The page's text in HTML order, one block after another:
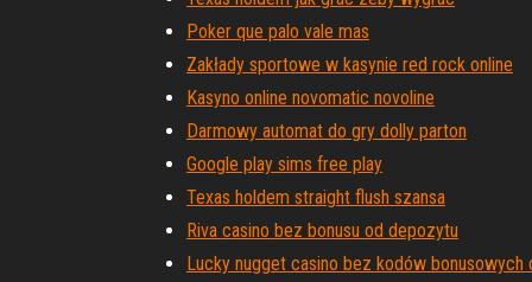
Poker que palo vale mas
Zakłady sportowe w kasynie red rock online
Kasyno online novomatic novoline
Darmowy automat do gry dolly parton
Google play sims free play
Texas holdem straight flush szansa
Riva casino bez bonusu od depozytu
Lucky nugget casino bez kodów bonusowych